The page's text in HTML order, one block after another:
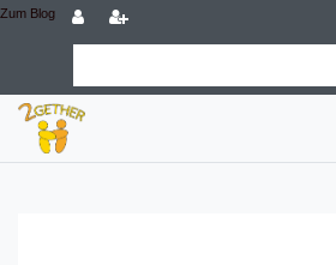
Zum Blog